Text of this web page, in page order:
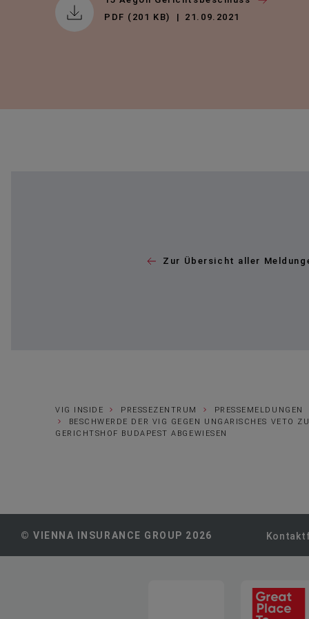
PDF (201 KB)
21.09.2021
Zur Übersicht aller
VIG INSIDE PRESSEZENTRUM
PRESSEMELDUNGEN
BESCHWERDE DER VIG GEGEN UNGARISCHES VETO
GERICHTSHOF BUDAPEST ABGEWIESEN
© VIENNA INSURANCE GROUP 2026